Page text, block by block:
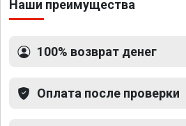
Наши преимущества
100% возврат денег
Оплата после проверки